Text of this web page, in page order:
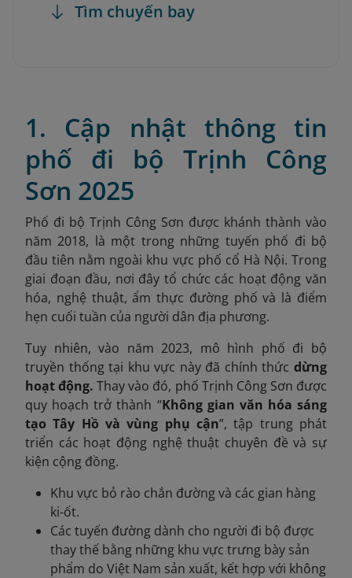
Tìm chuyến bay
1. Cập nhật thông tin
phố đi bộ Trịnh Công
Sơn 2025
Phố đi bộ Trịnh Công Sơn được khánh thành vào
năm 2018, là một trong những tuyến phố đi bộ
đầu tiên nằm ngoài khu vực phố cổ Hà Nội. Trong
giai đoạn đầu, nơi đây tổ chức các hoạt động văn
hóa, nghệ thuật, ẩm thực đường phố và là điểm
hẹn cuối tuần của người dân địa phương.
Tuy nhiên, vào năm 2023, mô hình phố đi bộ
truyền thống tại khu vực này đã chính thức dừng
hoạt động.Thay vào đó, phố Trịnh Công Sơn được
quy hoạch trở thành “Không gian văn hóa sáng
tạo Tây Hồ và vùng phụ cận”, tập trung phát
triển các hoạt động nghệ thuật chuyên đề và sự
kiện cộng đồng.
Khu vực bỏ rào chắn đường và các gian hàng
ki-ốt.
Các tuyến đường dành cho người đi bộ được
thay thế bằng những khu vực trưng bày sản
phẩm do Việt Nam sản xuất, kết hợp với không